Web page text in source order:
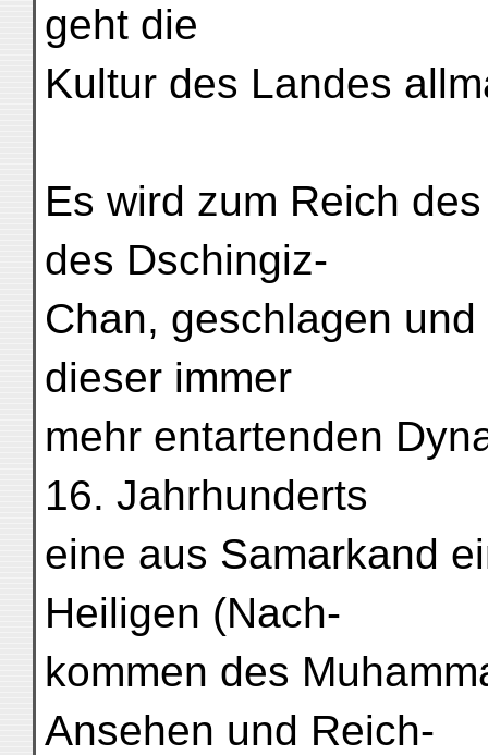
geht die
Kultur des Landes
Es wird zum Reich
des Dschingiz-
Chan, geschlagen
dieser immer
mehr entartenden
16. Jahrhunderts
eine aus Samarkand
Heiligen (Nach-
kommen des
Ansehen und Reich-